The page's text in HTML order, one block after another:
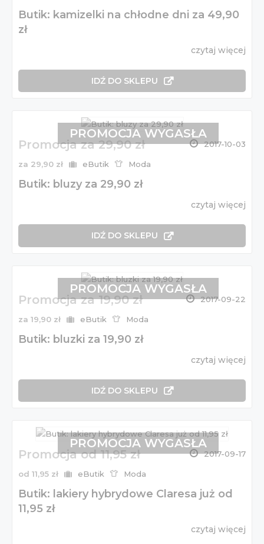
Butik: kamizelki na chłodne dni za 49,90
zł
czytaj więcej
IDŹ DO SKLEPU
Promocja za 29,90 zł 2017-10-03
za 29,90 zł eButik Moda
Butik: bluzy za 29,90 zł
czytaj więcej
IDŹ DO SKLEPU
PROMOCJA WYGASŁA
Promocja za 19,90 zł 2017-09-22
za 19,90 zł eButik Moda
Butik: bluzki za 19,90 zł
czytaj więcej
IDŹ DO SKLEPU
PROMOCJA WYGASŁA
Promocja od 11,95 zł 2017-09-17
od 11,95 zł eButik Moda
Butik: lakiery hybrydowe Claresa już od
11,95 zł
czytaj więcej
PROMOCJA WYGASŁA